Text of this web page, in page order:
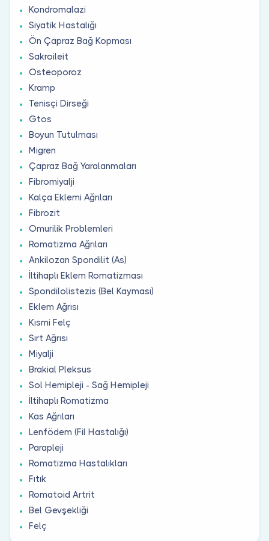
Kondromalazi
Siyatik Hastalığı
Ön Çapraz Bağ Kopması
Sakroileit
Osteoporoz
Kramp
Tenisçi Dirseği
Gtos
Boyun Tutulması
Migren
Çapraz Bağ Yaralanmaları
Fibromiyalji
Kalça Eklemi Ağrıları
Fibrozit
Omurilik Problemleri
Romatizma Ağrıları
Ankilozan Spondilit (As)
İltihaplı Eklem Romatizması
Spondilolistezis (Bel Kayması)
Eklem Ağrısı
Kısmi Felç
Sırt Ağrısı
Miyalji
Brakial Pleksus
Sol Hemipleji - Sağ Hemipleji
İltihaplı Romatizma
Kas Ağrıları
Lenfödem (Fil Hastalığı)
Parapleji
Romatizma Hastalıkları
Fıtık
Romatoid Artrit
Bel Gevşekliği
Felç